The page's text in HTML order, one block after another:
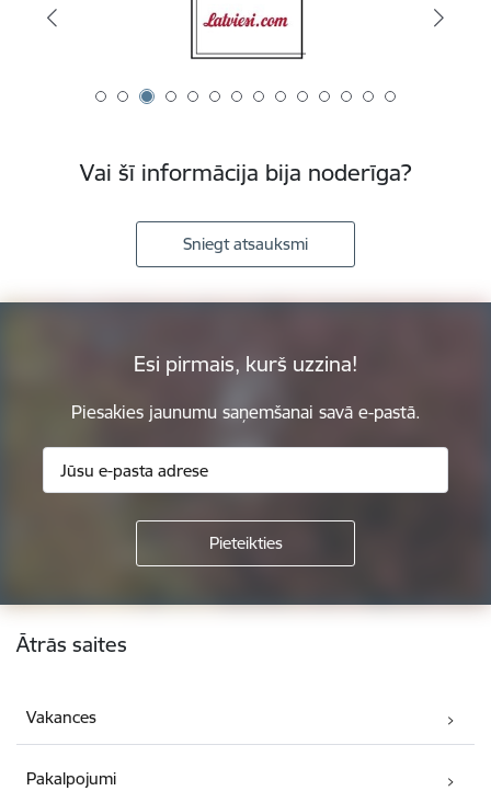
Vai šī informācija bija noderīga?
Sniegt atsauksmi
Esi pirmais, kurš uzzina!
Piesakies jaunumu saņemšanai savā e-pastā.
Kājene
Ātrās saites
Vakances
Pakalpojumi